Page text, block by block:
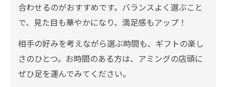
合わせるのがおすすめです。バランスよく選ぶこと
で、見た目も華やかになり、満足感もアップ！
相手の好みを考えながら選ぶ時間も、ギフトの楽し
さのひとつ。お時間のある方は、アミングの店頭に
ぜひ足を運んでみてください。